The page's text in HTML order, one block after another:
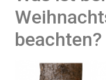
beachten?